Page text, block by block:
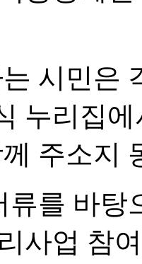
시민은
누리집
주소지
류를 바탕
사업 참